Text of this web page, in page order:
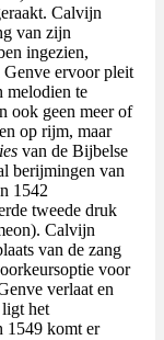
Calvijn
van zijn
ingezien,
Genve ervoor pleit
melodien te
ook geen meer of
op rijm, maar
van de Bijbelse
berijmingen van
1542
tweede druk
Calvijn
van de zang
voor
verlaat en
het
1549 komt er